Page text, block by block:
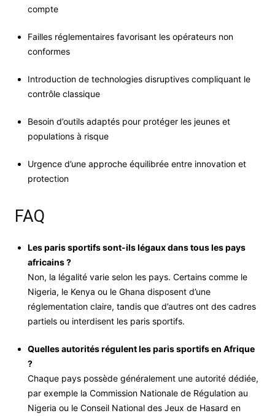
compte
Failles réglementaires favorisant les opérateurs non
conformes
Introduction de technologies disruptives compliquant le
contrôle classique
Besoin d’outils adaptés pour protéger les jeunes et
populations à risque
Urgence d’une approche équilibrée entre innovation et
protection
FAQ
Les paris sportifs sont-ils légaux dans tous les pays
africains ?
Non, la légalité varie selon les pays. Certains comme le
Nigeria, le Kenya ou le Ghana disposent d’une
réglementation claire, tandis que d’autres ont des cadres
partiels ou interdisent les paris sportifs.
Quelles autorités régulent les paris sportifs en Afrique
?
Chaque pays possède généralement une autorité dédiée,
par exemple la Commission Nationale de Régulation au
Nigeria ou le Conseil National des Jeux de Hasard en